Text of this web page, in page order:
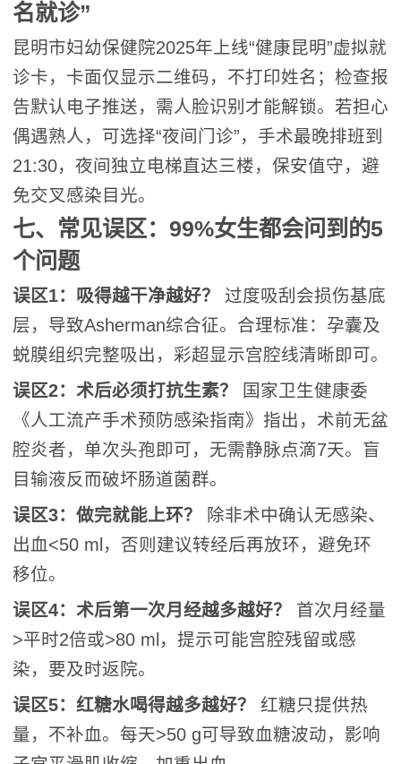
名就诊”
昆明市妇幼保健院2025年上线“健康昆明”虚拟就
诊卡，卡面仅显示二维码，不打印姓名；检查报
告默认电子推送，需人脸识别才能解锁。若担心
偶遇熟人，可选择“夜间门诊”，手术最晚排班到
21:30，夜间独立电梯直达三楼，保安值守，避
免交叉感染目光。
七、常见误区：99%女生都会问到的5
个问题
误区1：吸得越干净越好？
过度吸刮会损伤基底
层，导致Asherman综合征。合理标准：孕囊及
蜕膜组织完整吸出，彩超显示宫腔线清晰即可。
误区2：术后必须打抗生素？
国家卫生健康委
《人工流产手术预防感染指南》指出，术前无盆
腔炎者，单次头孢即可，无需静脉点滴7天。盲
目输液反而破坏肠道菌群。
误区3：做完就能上环？
除非术中确认无感染、
出血<50 ml，否则建议转经后再放环，避免环
移位。
误区4：术后第一次月经越多越好？
首次月经量
>平时2倍或>80 ml，提示可能宫腔残留或感
染，要及时返院。
误区5：红糖水喝得越多越好？
红糖只提供热
量，不补血。每天>50 g可导致血糖波动，影响